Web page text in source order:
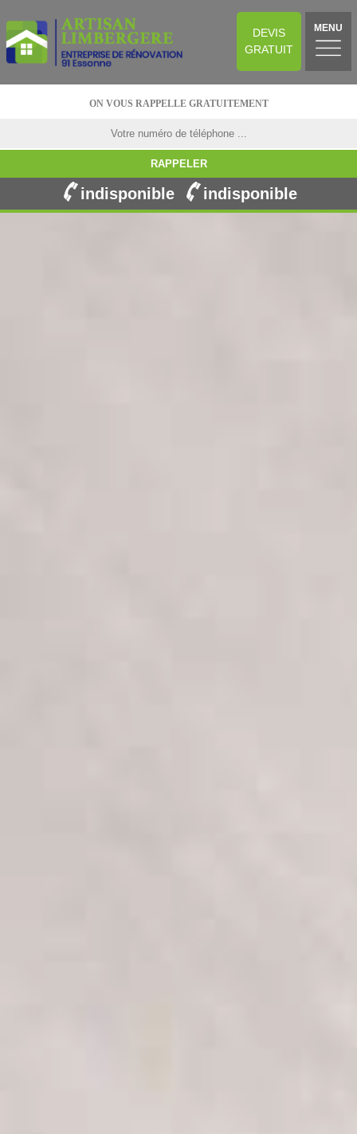
DEVIS
GRATUIT
MENU
ON VOUS RAPPELLE GRATUITEMENT
indisponible indisponible